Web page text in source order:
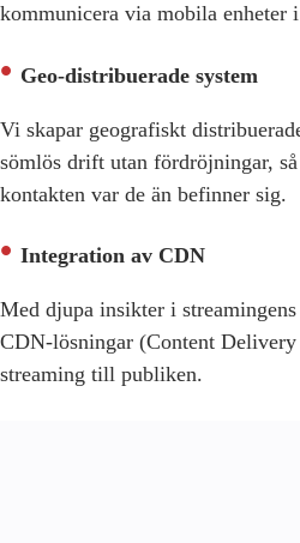
kommunicera via mobila enheter
Geo-distribuerade system
Vi skapar geografiskt
sömlös drift utan fördröjningar,
kontakten var de än befinner sig.
Integration av CDN
Med djupa insikter i
CDN-lösningar (Content
streaming till publiken.